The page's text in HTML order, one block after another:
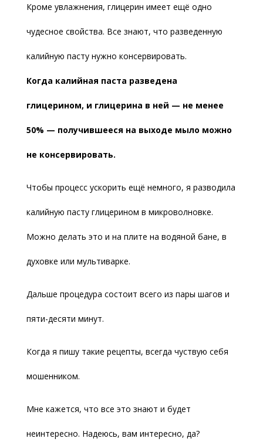
Кроме увлажнения, глицерин имеет ещё одно
чудесное свойства. Все знают, что разведенную
калийную пасту нужно консервировать.
Когда калийная паста разведена
глицерином, и глицерина в ней — не менее
50% — получившееся на выходе мыло можно
не консервировать.
Чтобы процесс ускорить ещё немного, я разводила
калийную пасту глицерином в микроволновке.
Можно делать это и на плите на водяной бане, в
духовке или мультиварке.
Дальше процедура состоит всего из пары шагов и
пяти-десяти минут.
Когда я пишу такие рецепты, всегда чуствую себя
мошенником.
Мне кажется, что все это знают и будет
неинтересно. Надеюсь, вам интересно, да?